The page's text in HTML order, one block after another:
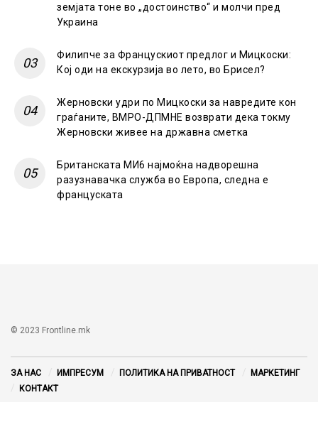
земјата тоне во „достоинство“ и молчи пред
Украина
Филипче за Францускиот предлог и Мицкоски:
Кој оди на екскурзија во лето, во Брисел?
Жерновски удри по Мицкоски за навредите кон
граѓаните, ВМРО-ДПМНЕ возврати дека токму
Жерновски живее на државна сметка
Британската МИ6 најмоќна надворешна
разузнавачка служба во Европа, следна е
француската
© 2023 Frontline.mk
ЗА НАС ИМПРЕСУМ ПОЛИТИКА НА ПРИВАТНОСТ
МАРКЕТИНГ
КОНТАКТ